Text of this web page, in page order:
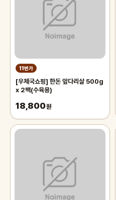
11번가
[우체국쇼핑] 한돈 앞다리살 500g
x 2팩(수육용)
18,800원